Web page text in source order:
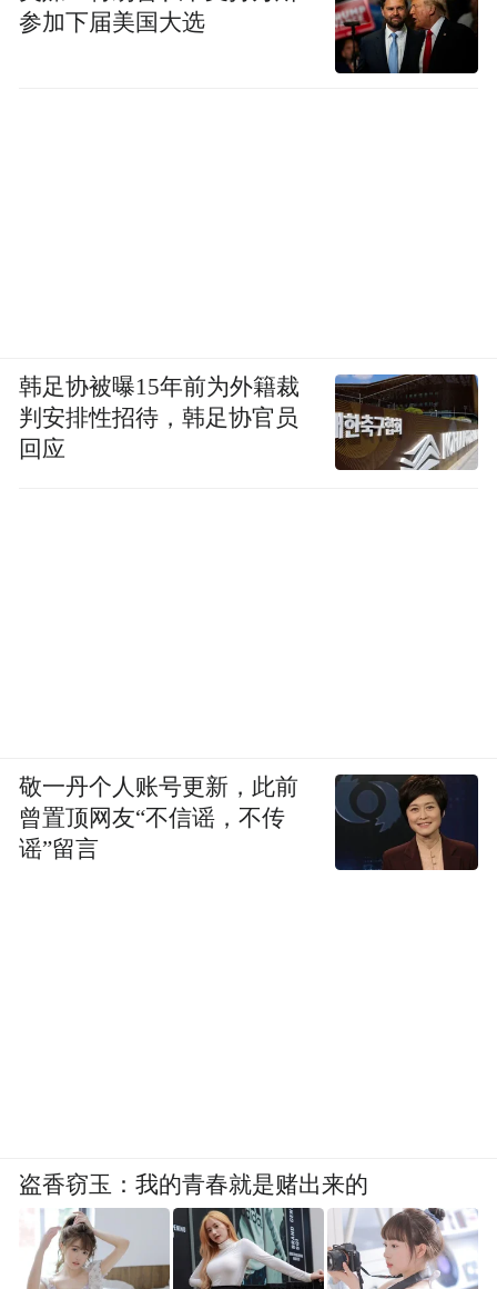
参加下届美国大选
韩足协被曝15年前为外籍裁
判安排性招待，韩足协官员
回应
敬一丹个人账号更新，此前
曾置顶网友“不信谣，不传
谣”留言
盗香窃玉：我的青春就是赌出来的